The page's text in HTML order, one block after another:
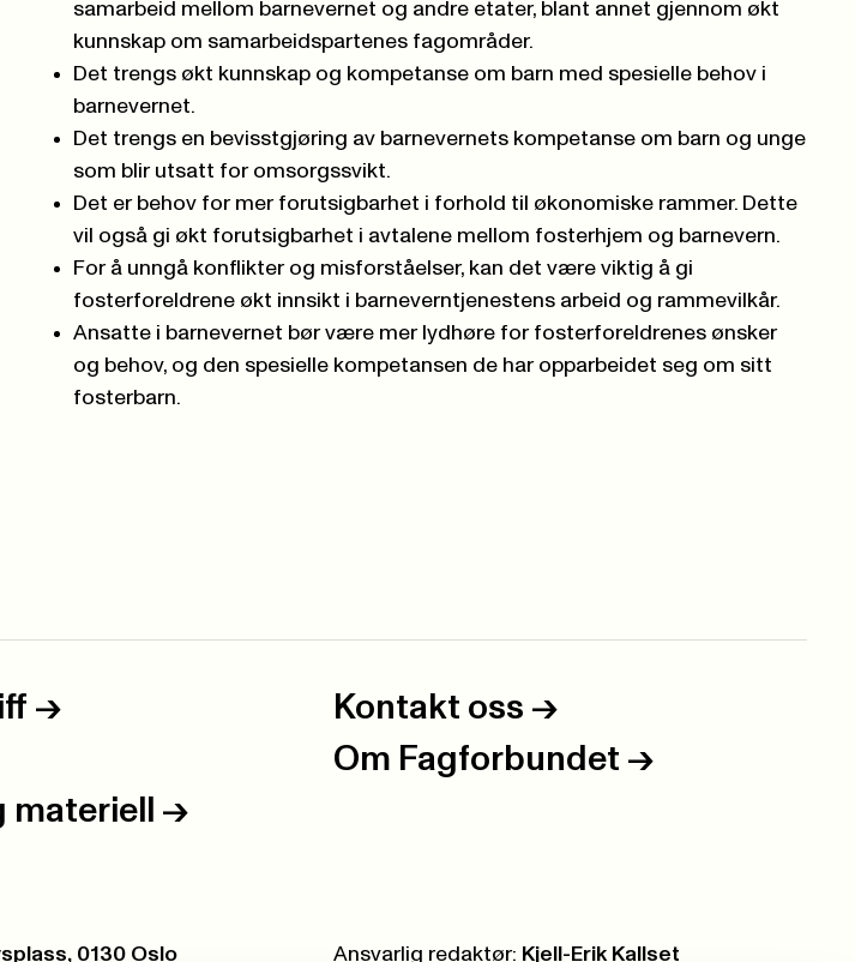
samarbeid mellom barnevernet og andre etater, blant annet gjennom økt
kunnskap om samarbeidspartenes fagområder.
Det trengs økt kunnskap og kompetanse om barn med spesielle behov i
barnevernet.
Det trengs en bevisstgjøring av barnevernets kompetanse om barn og unge
som blir utsatt for omsorgssvikt.
Det er behov for mer forutsigbarhet i forhold til økonomiske rammer. Dette
vil også gi økt forutsigbarhet i avtalene mellom fosterhjem og barnevern.
For å unngå konflikter og misforståelser, kan det være viktig å gi
fosterforeldrene økt innsikt i barneverntjenestens arbeid og rammevilkår.
Ansatte i barnevernet bør være mer lydhøre for fosterforeldrenes ønsker
og behov, og den spesielle kompetansen de har opparbeidet seg om sitt
fosterbarn.
-> Kontakt oss ->
Om Fagforbundet ->
materiell ->
0130 Oslo Ansvarlig redaktør: Kjell-Erik Kallset